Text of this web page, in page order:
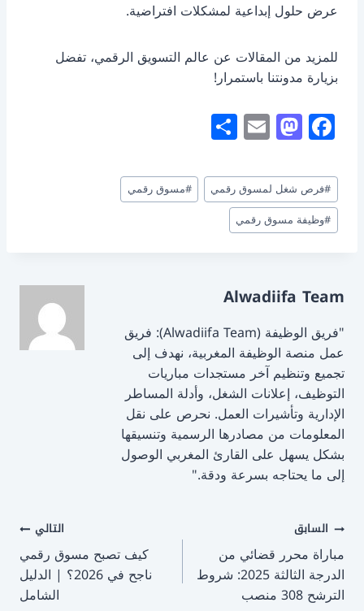
عرض حلول إبداعية لمشكلات افتراضية.
للمزيد من المقالات عن عالم التسويق الرقمي، تفضل
بزيارة مدونتنا باستمرار!
F
a
c
e
b
o
k
M
a
st
o
d
n
E
m
ai
l
ar
e
وسوم
المقال:
#فرص شغل لمسوق رقمي #مسوق رقمي
#وظيفة مسوق رقمي
Alwadiifa Team
"فريق الوظيفة (Alwadiifa Team): فريق
عمل منصة الوظيفة المغربية، نهدف إلى
تجميع وتنظيم آخر مستجدات مباريات
التوظيف، إعلانات الشغل، وأدلة المساطر
الإدارية وتأشيرات العمل. نحرص على نقل
المعلومات من مصادرها الرسمية وتنسيقها
بشكل يسهل على القارئ المغربي الوصول
إلى ما يحتاجه بسرعة ودقة."
تصفّح
المقالات
السابق
مباراة محرر قضائي من
الدرجة الثالثة 2025: شروط
الترشح 308 منصب
التالي
كيف تصبح مسوق رقمي
ناجح في 2026؟ | الدليل
الشامل